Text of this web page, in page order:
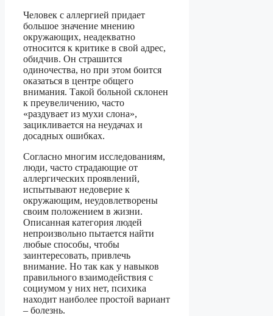
Человек с аллергией придает
большое значение мнению
окружающих, неадекватно
относится к критике в свой адрес,
обидчив. Он страшится
одиночества, но при этом боится
оказаться в центре общего
внимания. Такой больной склонен
к преувеличению, часто
«раздувает из мухи слона»,
зацикливается на неудачах и
досадных ошибках.
Согласно многим исследованиям,
люди, часто страдающие от
аллергических проявлений,
испытывают недоверие к
окружающим, неудовлетворены
своим положением в жизни.
Описанная категория людей
непроизвольно пытается найти
любые способы, чтобы
заинтересовать, привлечь
внимание. Но так как у навыков
правильного взаимодействия с
социумом у них нет, психика
находит наиболее простой вариант
– болезнь.